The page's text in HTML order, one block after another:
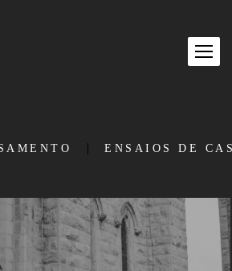
ENSAIOS DE